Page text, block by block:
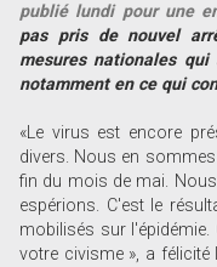
publié lundi pour une
pas pris de nouvel
mesures nationales qui
notamment en ce qui
«Le virus est encore
divers. Nous en
fin du mois de mai.
espérions. C'est le
mobilisés sur l'épidémie.
votre civisme », a